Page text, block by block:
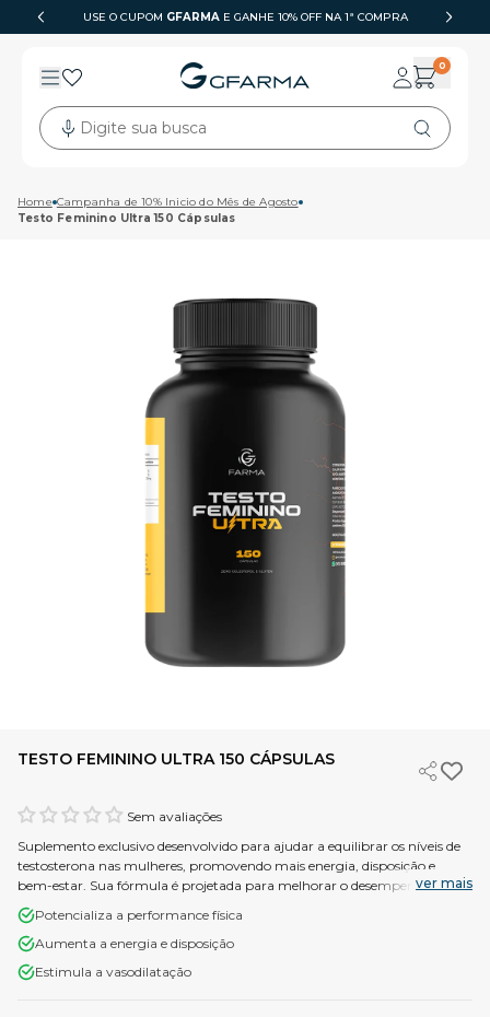
USE O CUPOM GFARMA E GANHE 10% OFF NA 1ª COMPRA
6X SEM JUROS
0
Digite sua busca
Home Campanha de 10% Inicio do Mês de Agosto
Testo Feminino Ultra 150 Cápsulas
TESTO FEMININO ULTRA 150 CÁPSULAS
Sem avaliações
Suplemento exclusivo desenvolvido para ajudar a equilibrar os níveis de
testosterona nas mulheres, promovendo mais energia, disposição e
bem-estar. Sua fórmula é projetada para melhorar o desempenho físico,
aumentar a força muscular e proporcionar mais vitalidade, sem alterar
o equilíbrio hormonal feminino. Ideal para mulheres que buscam
otimizar sua performance nos treinos e aumentar sua energia no dia a
dia de forma natural e segura!
ver mais
Potencializa a performance física
Aumenta a energia e disposição
Estimula a vasodilatação